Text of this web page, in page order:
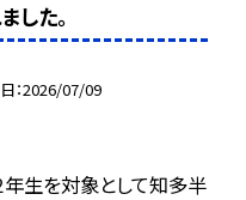
した。
2026/07/09
年生を対象として知多半